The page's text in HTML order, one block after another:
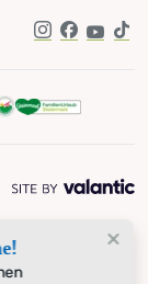
Instagram
Facebook